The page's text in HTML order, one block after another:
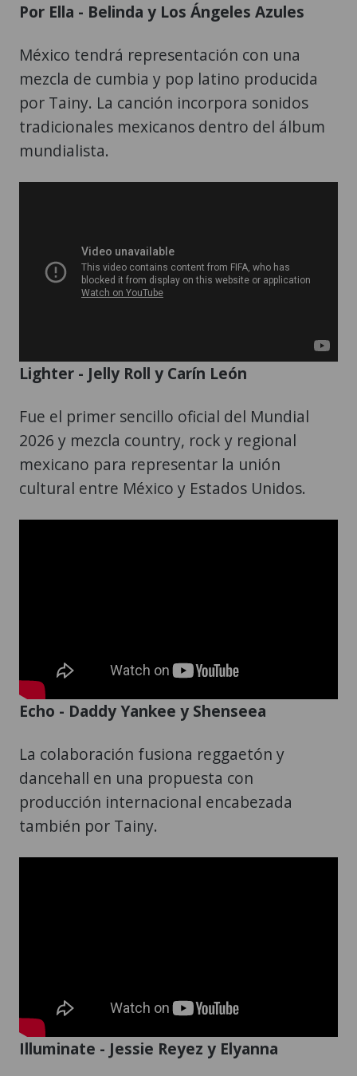
Por Ella - Belinda y Los Ángeles Azules
México tendrá representación con una
mezcla de cumbia y pop latino producida
por Tainy. La canción incorpora sonidos
tradicionales mexicanos dentro del álbum
mundialista.
Lighter - Jelly Roll y Carín León
Fue el primer sencillo oficial del Mundial
2026 y mezcla country, rock y regional
mexicano para representar la unión
cultural entre México y Estados Unidos.
Echo - Daddy Yankee y Shenseea
La colaboración fusiona reggaetón y
dancehall en una propuesta con
producción internacional encabezada
también por Tainy.
Illuminate - Jessie Reyez y Elyanna